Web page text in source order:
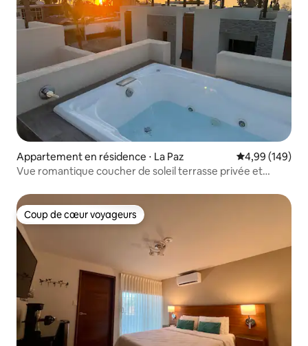
Appartement en résidence ⋅ La Paz Évaluation
4,99 (149)
Vue romantique coucher de soleil terrasse privée et
Coup de cœur voyageurs
Coup de cœur voyageurs